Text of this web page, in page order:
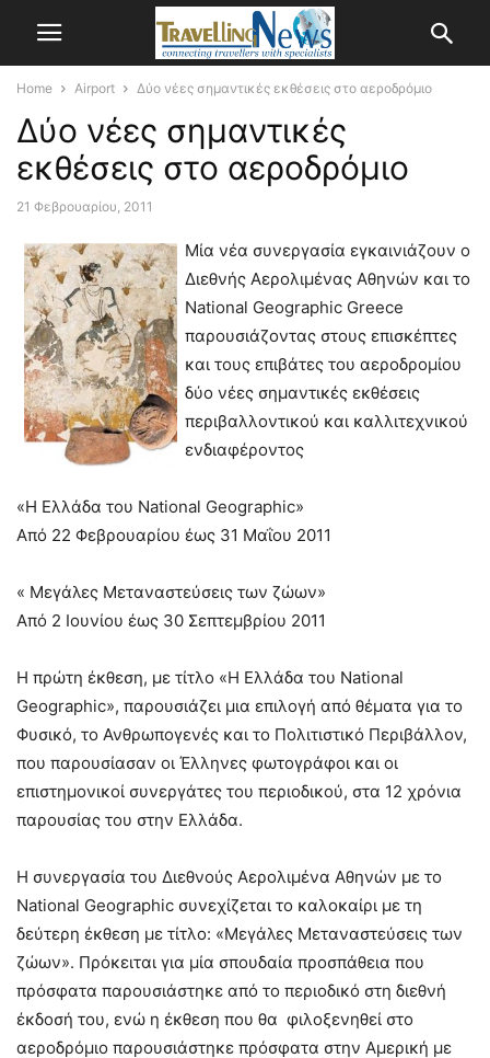
Home Airport Δύο νέες σημαντικές εκθέσεις στο αεροδρόμιο
Δύο νέες σημαντικές
εκθέσεις στο αεροδρόμιο
21 Φεβρουαρίου, 2011
Μία νέα συνεργασία εγκαινιάζουν ο
Διεθνής Αερολιμένας Αθηνών και το
National Geographic Greece
παρουσιάζοντας στους επισκέπτες
και τους επιβάτες του αεροδρομίου
δύο νέες σημαντικές εκθέσεις
περιβαλλοντικού και καλλιτεχνικού
ενδιαφέροντος
«Η Ελλάδα του National Geographic»
Από 22 Φεβρουαρίου έως 31 Μαΐου 2011
« Μεγάλες Μεταναστεύσεις των ζώων»
Από 2 Ιουνίου έως 30 Σεπτεμβρίου 2011
Η πρώτη έκθεση, με τίτλο «Η Ελλάδα του National
Geographic», παρουσιάζει μια επιλογή από θέματα για το
Φυσικό, το Ανθρωπογενές και το Πολιτιστικό Περιβάλλον,
που παρουσίασαν οι Έλληνες φωτογράφοι και οι
επιστημονικοί συνεργάτες του περιοδικού, στα 12 χρόνια
παρουσίας του στην Ελλάδα.
Η συνεργασία του Διεθνούς Αερολιμένα Αθηνών με το
National Geographic συνεχίζεται το καλοκαίρι με τη
δεύτερη έκθεση με τίτλο: «Μεγάλες Μεταναστεύσεις των
ζώων». Πρόκειται για μία σπουδαία προσπάθεια που
πρόσφατα παρουσιάστηκε από το περιοδικό στη διεθνή
έκδοσή του, ενώ η έκθεση που θα φιλοξενηθεί στο
αεροδρόμιο παρουσιάστηκε πρόσφατα στην Αμερική με